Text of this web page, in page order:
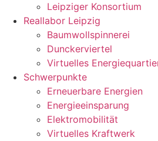
Leipziger Konsortium
Reallabor Leipzig
Baumwollspinnerei
Dunckerviertel
Virtuelles
Schwerpunkte
Erneuerbare Energien
Energieeinsparung
Elektromobilität
Virtuelles Kraftwerk